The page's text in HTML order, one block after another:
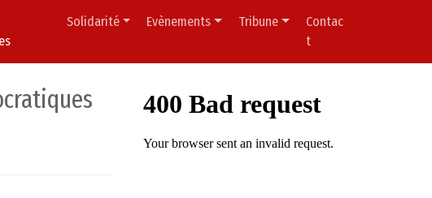
Solidarité Evènements Tribune
Contac
t